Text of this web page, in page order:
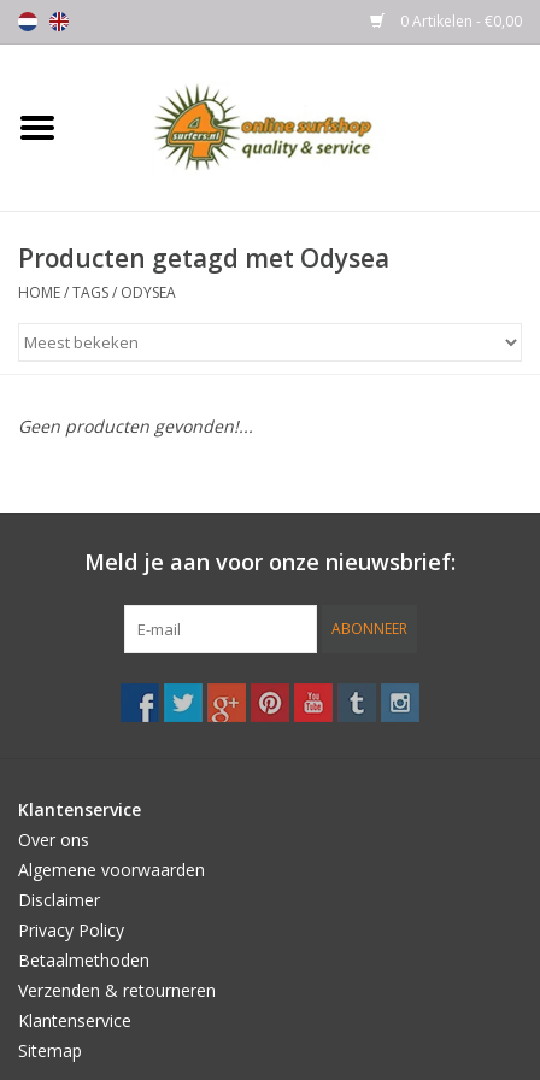
0 Artikelen - €0,00
Home
Wetsuits
Merken
Producten getagd met Odysea
HOME/TAGS/ ODYSEA
Geen producten gevonden!...
Meld je aan voor onze nieuwsbrief:
ABONNEER
Klantenservice
Over ons
Algemene voorwaarden
Disclaimer
Privacy Policy
Betaalmethoden
Verzenden & retourneren
Klantenservice
Sitemap